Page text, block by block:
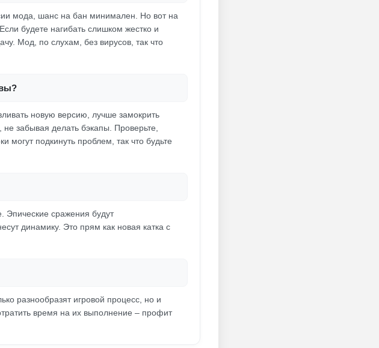
мода, шанс на бан минимален. Но вот на
будете нагибать слишком жестко и
Мод, по слухам, без вирусов, так что
новую версию, лучше замокрить
забывая делать бэкапы. Проверьте,
подкинуть проблем, так что будьте
Эпические сражения будут
динамику. Это прям как новая катка с
разнообразят игровой процесс, но и
время на их выполнение – профит